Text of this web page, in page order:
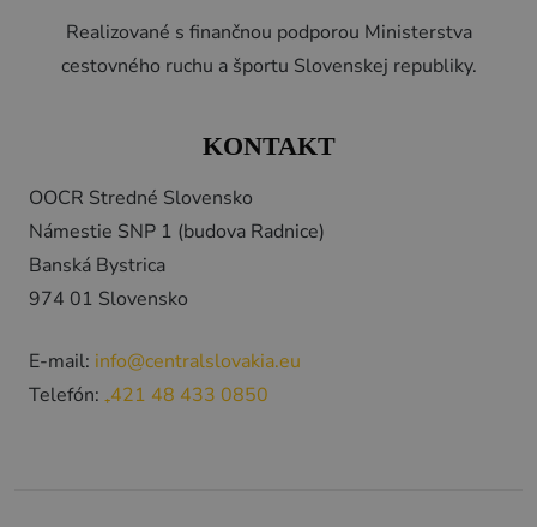
Realizované s finančnou podporou Ministerstva
cestovného ruchu a športu Slovenskej republiky.
KONTAKT
OOCR Stredné Slovensko
Námestie SNP 1 (budova Radnice)
Banská Bystrica
974 01 Slovensko
E-mail: info@centralslovakia.eu
Telefón: ₊421 48 433 0850